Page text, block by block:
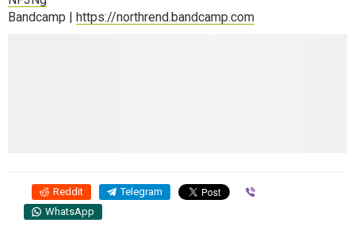
Bandcamp |
https://northrend.bandcamp.com
Reddit Telegram
WhatsApp